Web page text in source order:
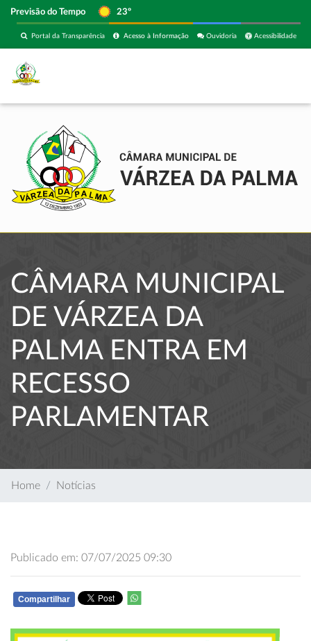
Previsão do Tempo 23º
Acessibilidade
Ouvidoria
Acesso à Informação
Portal da Transparência
CÂMARA MUNICIPAL
DE VÁRZEA DA
PALMA ENTRA EM
RECESSO
PARLAMENTAR
Home Notícias
Publicado em: 07/07/2025 09:30
Compartilhar